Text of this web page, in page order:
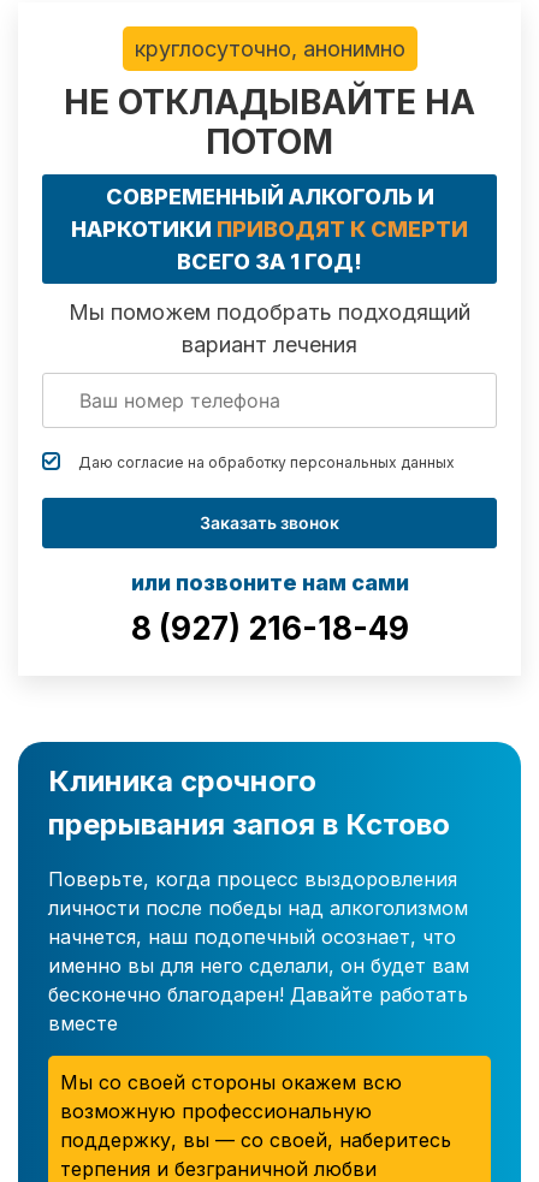
круглосуточно, анонимно
НЕ ОТКЛАДЫВАЙТЕ НА
ПОТОМ
СОВРЕМЕННЫЙ АЛКОГОЛЬ И
НАРКОТИКИ ПРИВОДЯТ К СМЕРТИ
ВСЕГО ЗА 1 ГОД!
Мы поможем подобрать подходящий
вариант лечения
Даю согласие на обработку персональных данных
Заказать звонок
или позвоните нам сами
8 (927) 216-18-49
Клиника срочного
прерывания запоя в Кстово
Поверьте, когда процесс выздоровления
личности после победы над алкоголизмом
начнется, наш подопечный осознает, что
именно вы для него сделали, он будет вам
бесконечно благодарен! Давайте работать
вместе
Мы со своей стороны окажем всю
возможную профессиональную
поддержку, вы — со своей, наберитесь
терпения и безграничной любви